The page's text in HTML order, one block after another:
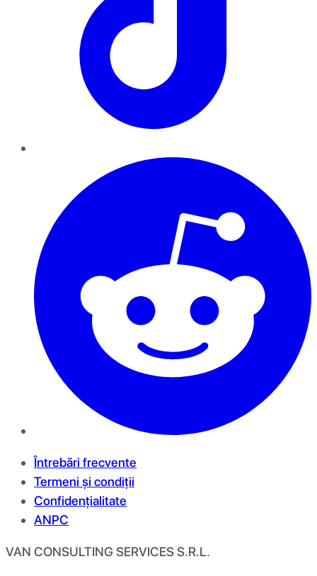
Întrebări frecvente
Termeni și condiții
Confidențialitate
ANPC
VAN CONSULTING SERVICES S.R.L.